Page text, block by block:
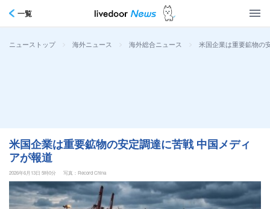
一覧
ニューストップ > 海外ニュース > 海外総合ニュース > 米国企業は重要鉱物の
米国企業は重要鉱物の安定調達に苦戦 中国メディ
アが報道
2026年6月13日 5時0分 写真：Record China